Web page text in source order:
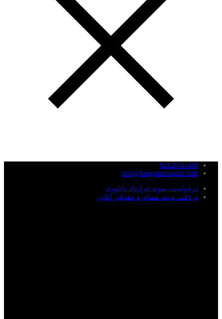
02126761488
info@hengamehasgari.com
درخواست نمونه قرارداد دانلودی
دریافت نوبت مشاوره حقوقی آنلاین